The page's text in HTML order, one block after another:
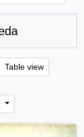
Table view